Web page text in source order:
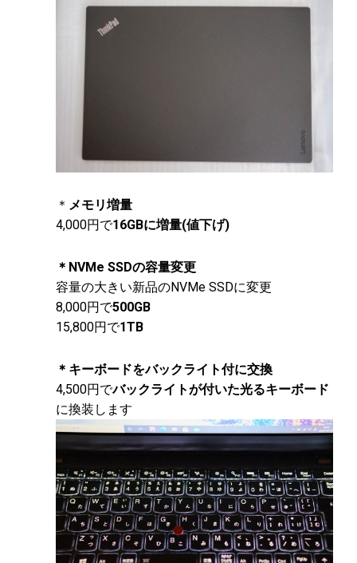
＊ メモリ増量
4,000円で16GBに増量(値下げ)
＊NVMe SSDの容量変更
容量の大きい新品のNVMe SSDに変更
8,000円で500GB
15,800円で1TB
＊キーボードをバックライト付に交換
4,500円でバックライトが付いた光るキーボード
に換装します